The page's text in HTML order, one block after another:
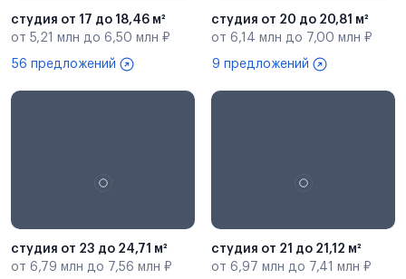
студия от 17 до 18,46 м²
от 5,21 млн до 6,50 млн ₽
56 предложений
студия от 20 до 20,81 м²
от 6,14 млн до 7,00 млн ₽
9 предложений
студия от 23 до 24,71 м²
от 6,79 млн до 7,56 млн ₽
студия от 21 до 21,12 м²
от 6,97 млн до 7,41 млн ₽